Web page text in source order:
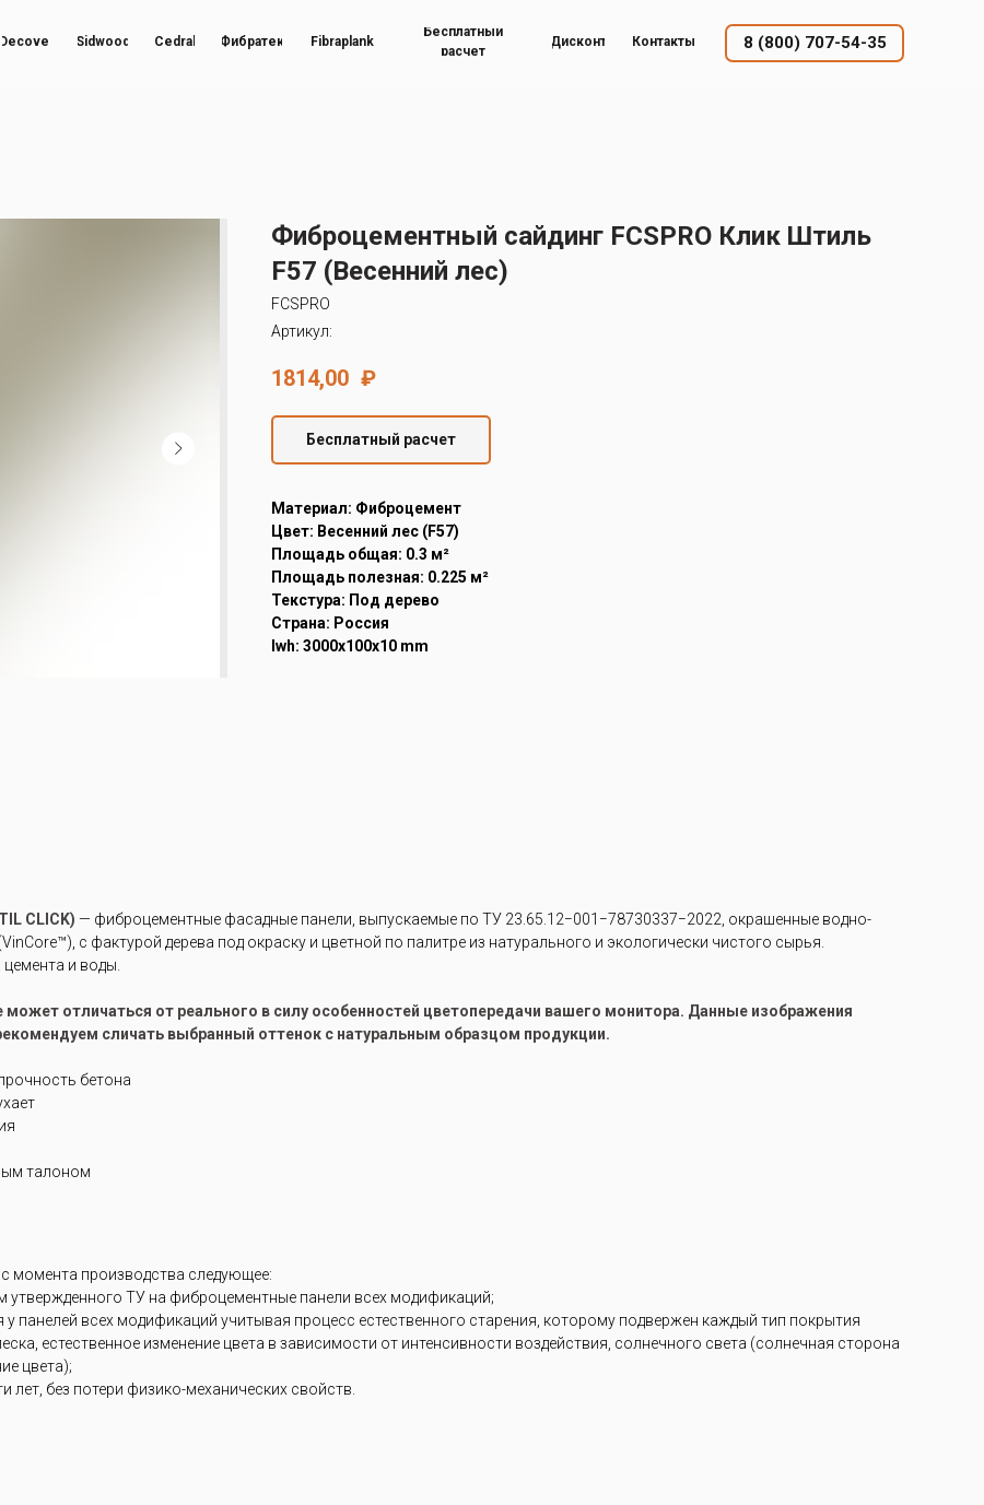
8 (800) 707-54-35
Decover Sidwood Cedral Фибратек
Бесплатный
расчет
Контакты
Дисконт
Fibraplank
Фиброцементный сайдинг FCSPRO Клик Штиль
F57 (Весенний лес)
FCSPRO
Артикул:
1814,00 ₽
Бесплатный расчет
Материал: Фиброцемент
Цвет: Весенний лес (F57)
Площадь общая: 0.3 м²
Площадь полезная: 0.225 м²
Текстура: Под дерево
Страна: Россия
lwh: 3000x100x10 mm
CLICK) — фиброцементные фасадные панели, выпускаемые по ТУ 23.65.12−001−78730337−2022, окрашенные водно-
с фактурой дерева под окраску и цветной по палитре из натурального и экологически чистого сырья.
и воды.
может отличаться от реального в силу особенностей цветопередачи вашего монитора. Данные изображения
сличать выбранный оттенок с натуральным образцом продукции.
бетона
талоном
с момента производства следующее:
утвержденного ТУ на фиброцементные панели всех модификаций;
панелей всех модификаций учитывая процесс естественного старения, которому подвержен каждый тип покрытия
естественное изменение цвета в зависимости от интенсивности воздействия, солнечного света (солнечная сторона
цвета);
без потери физико-механических свойств.